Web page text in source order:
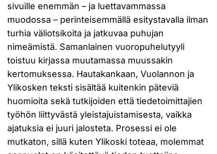
sivuille enemmän – ja luettavammassa
muodossa – perinteisemmällä esitystavalla ilman
turhia väliotsikoita ja jatkuvaa puhujan
nimeämistä. Samanlainen vuoropuhelutyyli
toistuu kirjassa muutamassa muussakin
kertomuksessa. Hautakankaan, Vuolannon ja
Ylikosken teksti sisältää kuitenkin päteviä
huomioita sekä tutkijoiden että tiedetoimittajien
työhön liittyvästä yleistajuistamisesta, vaikka
ajatuksia ei juuri jalosteta. Prosessi ei ole
mutkaton, sillä kuten Ylikoski toteaa, molemmat